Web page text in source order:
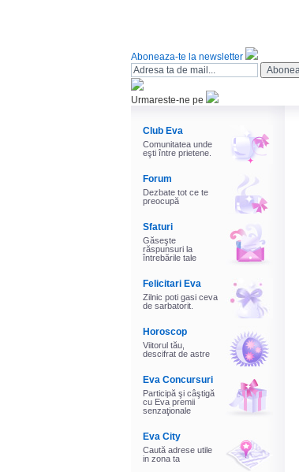
Aboneaza-te la newsletter
Urmareste-ne pe
Club Eva
Comunitatea unde
eşti între prietene.
Forum
Dezbate tot ce te
preocupă
Sfaturi
Găseşte
răspunsuri la
întrebările tale
Felicitari Eva
Zilnic poti gasi ceva
de sarbatorit.
Horoscop
Viitorul tău,
descifrat de astre
Eva Concursuri
Participă şi câştigă
cu Eva premii
senzaţionale
Eva City
Caută adrese utile
in zona ta